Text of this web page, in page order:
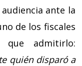
ante la
de los fiscales
admitirlo:
quién disparó a